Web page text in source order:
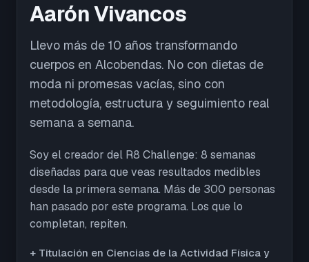
Aarón Vivancos
Llevo más de 10 años transformando
cuerpos en Alcobendas. No con dietas de
moda ni promesas vacías, sino con
metodología, estructura y seguimiento real
semana a semana.
Soy el creador del R8 Challenge: 8 semanas
diseñadas para que veas resultados medibles
desde la primera semana. Más de 300 personas
han pasado por este programa. Los que lo
completan, repiten.
+ Titulación en Ciencias de la Actividad Física y